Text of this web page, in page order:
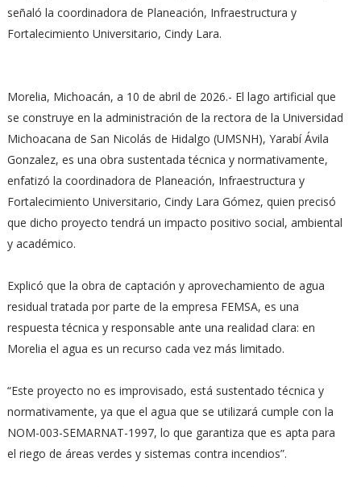
señaló la coordinadora de Planeación, Infraestructura y
Fortalecimiento Universitario, Cindy Lara.
Morelia, Michoacán, a 10 de abril de 2026.- El lago artificial que
se construye en la administración de la rectora de la Universidad
Michoacana de San Nicolás de Hidalgo (UMSNH), Yarabí Ávila
Gonzalez, es una obra sustentada técnica y normativamente,
enfatizó la coordinadora de Planeación, Infraestructura y
Fortalecimiento Universitario, Cindy Lara Gómez, quien precisó
que dicho proyecto tendrá un impacto positivo social, ambiental
y académico.
Explicó que la obra de captación y aprovechamiento de agua
residual tratada por parte de la empresa FEMSA, es una
respuesta técnica y responsable ante una realidad clara: en
Morelia el agua es un recurso cada vez más limitado.
“Este proyecto no es improvisado, está sustentado técnica y
normativamente, ya que el agua que se utilizará cumple con la
NOM-003-SEMARNAT-1997, lo que garantiza que es apta para
el riego de áreas verdes y sistemas contra incendios”.